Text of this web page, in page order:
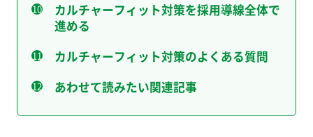
カルチャーフィット対策を採用導線全体で
進める
カルチャーフィット対策のよくある質問
あわせて読みたい関連記事